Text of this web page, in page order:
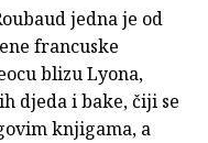
jedna je od
francuske
blizu Lyona,
djeda i bake, čiji se
knjigama, a